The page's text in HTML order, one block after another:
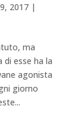
2017|
ma
esse ha la
agonista
giorno